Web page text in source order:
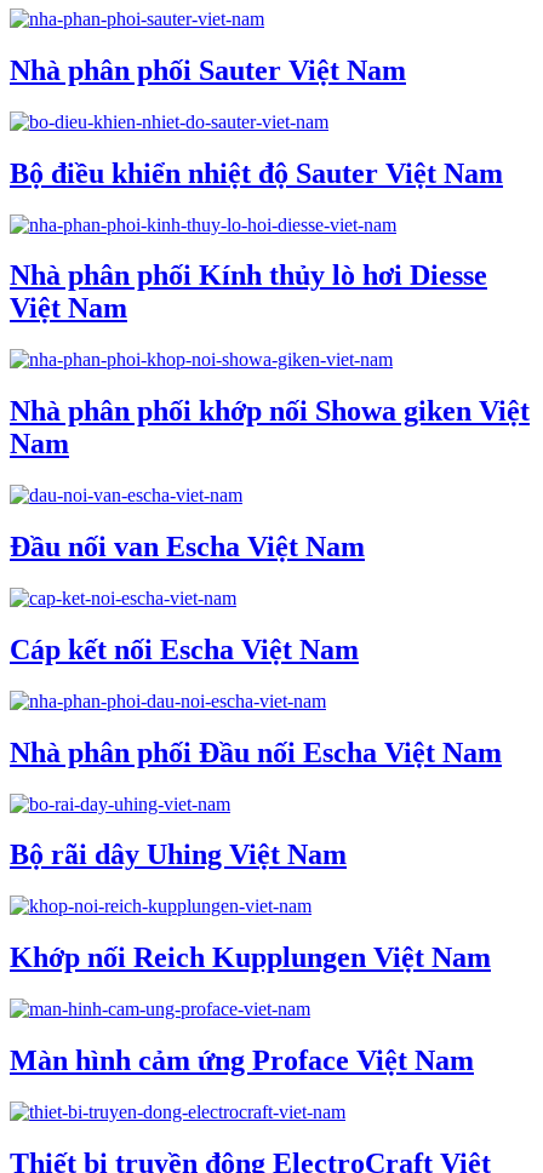
Nhà phân phối Sauter Việt Nam
Bộ điều khiển nhiệt độ Sauter Việt Nam
Nhà phân phối Kính thủy lò hơi Diesse
Việt Nam
Nhà phân phối khớp nối Showa giken Việt
Nam
Đầu nối van Escha Việt Nam
Cáp kết nối Escha Việt Nam
Nhà phân phối Đầu nối Escha Việt Nam
Bộ rãi dây Uhing Việt Nam
Khớp nối Reich Kupplungen Việt Nam
Màn hình cảm ứng Proface Việt Nam
Thiết bị truyền động ElectroCraft Việt